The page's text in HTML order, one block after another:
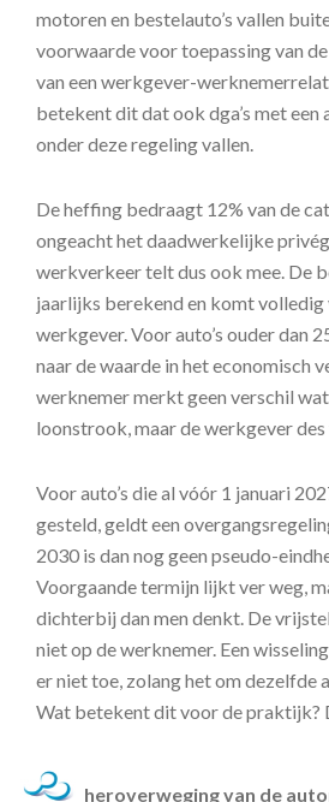
motoren en bestelauto’s vallen
voorwaarde voor toepassing van
van een werkgever-
betekent dit dat ook dga’s met een
onder deze regeling vallen.
De heffing bedraagt 12% van de
ongeacht het daadwerkelijke
werkverkeer telt dus ook mee. De
jaarlijks berekend en komt volledig
werkgever. Voor auto’s ouder dan
naar de waarde in het economisch
werknemer merkt geen verschil
loonstrook, maar de werkgever des
Voor auto’s die al vóór 1 januari
gesteld, geldt een
2030 is dan nog geen pseudo-
Voorgaande termijn lijkt ver weg,
dichterbij dan men denkt. De
niet op de werknemer. Een
er niet toe, zolang het om dezelfde
Wat betekent dit voor de praktijk?
heroverweging van de